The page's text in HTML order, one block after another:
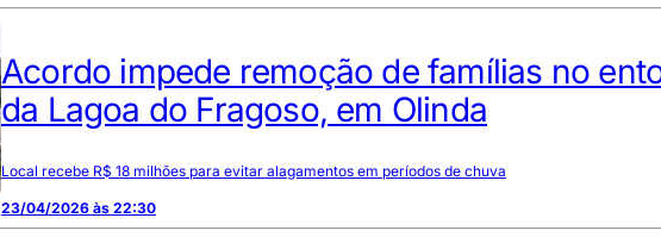
Acordo impede remoção de famílias no
da Lagoa do Fragoso, em Olinda
Local recebe R$ 18 milhões para evitar alagamentos em períodos de chuva
23/04/2026 às 22:30